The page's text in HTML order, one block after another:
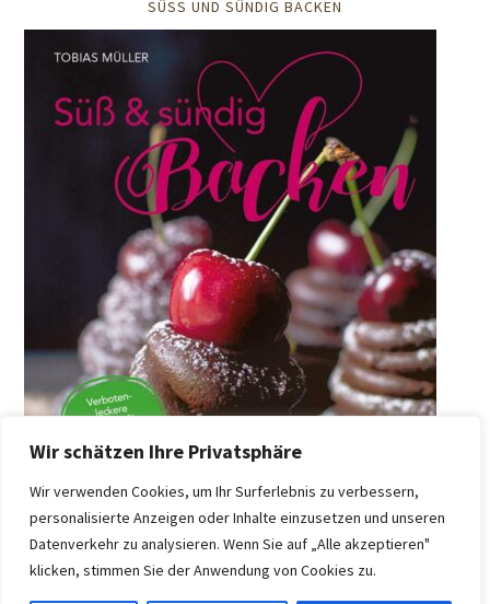
Wir schätzen Ihre Privatsphäre
Wir verwenden Cookies, um Ihr Surferlebnis zu verbessern,
personalisierte Anzeigen oder Inhalte einzusetzen und unseren
Datenverkehr zu analysieren. Wenn Sie auf „Alle akzeptieren"
klicken, stimmen Sie der Anwendung von Cookies zu.
SÜSS UND SÜNDIG BACKEN